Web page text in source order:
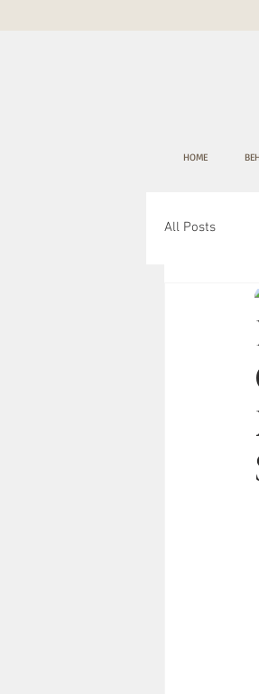
HOME
All Posts